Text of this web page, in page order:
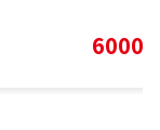
6000